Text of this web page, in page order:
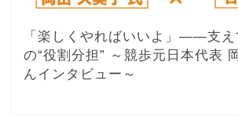
「楽しくやればいいよ」――支え
の“役割分担” ～競歩元日本代表
んインタビュー～